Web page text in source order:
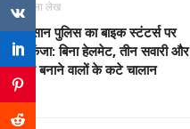
पिछला लेख
मुरसान पुलिस का बाइक स्टंटर्स पर
शिकंजा: बिना हेलमेट, तीन सवारी और
रील बनाने वालों के कटे चालान